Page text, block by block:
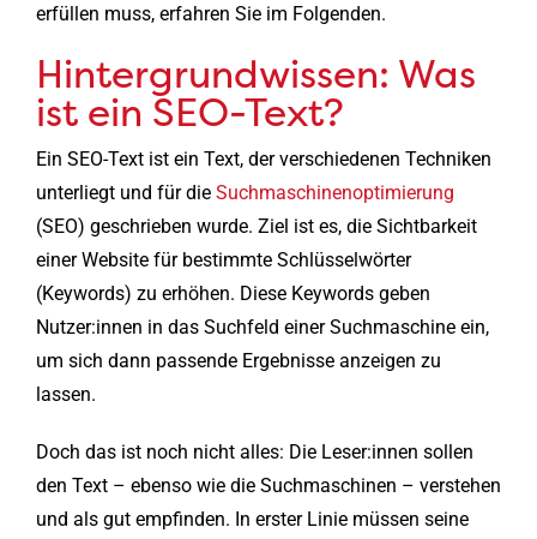
erfüllen muss, erfahren Sie im Folgenden.
Hintergrundwissen: Was
ist ein SEO-Text?
Ein SEO-Text ist ein Text, der verschiedenen Techniken
unterliegt und für die Suchmaschinenoptimierung
(SEO) geschrieben wurde. Ziel ist es, die Sichtbarkeit
einer Website für bestimmte Schlüsselwörter
(Keywords) zu erhöhen. Diese Keywords geben
Nutzer:innen in das Suchfeld einer Suchmaschine ein,
um sich dann passende Ergebnisse anzeigen zu
lassen.
Doch das ist noch nicht alles: Die Leser:innen sollen
den Text – ebenso wie die Suchmaschinen – verstehen
und als gut empfinden. In erster Linie müssen seine